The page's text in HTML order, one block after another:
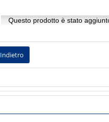
Questo prodotto è stato
Indietro